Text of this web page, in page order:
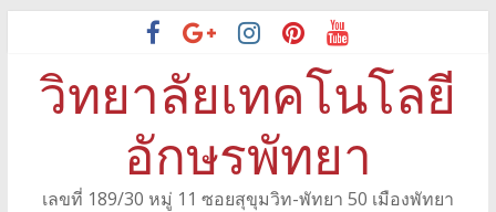
contentวิทยาลัยเทคโนโลยี
อักษรพัทยา
เลขที่ 189/30 หมู่ 11 ซอยสุขุมวิท-พัทยา 50 เมืองพัทยา